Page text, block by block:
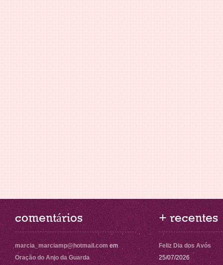
comentários
marcia_marciamp@hotmail.com em
Oração do Anjo da Guarda
+ recentes
Feliz Dia dos Avós
25/07/2026